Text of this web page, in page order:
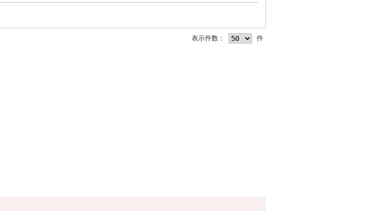
表示件数： 件